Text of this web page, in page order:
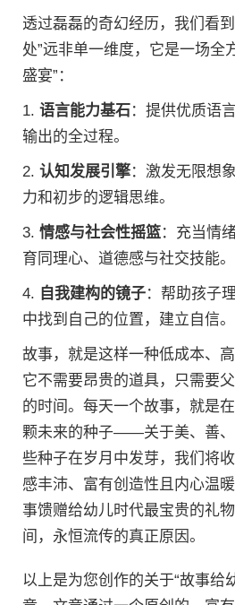
透过磊磊的奇幻经历，我们看
处”远非单一维度，它是一场全
盛宴”：
1. 语言能力基石：提供优质语
输出的全过程。
2. 认知发展引擎：激发无限想
力和初步的逻辑思维。
3. 情感与社会性摇篮：充当情
育同理心、道德感与社交技能。
4. 自我建构的镜子：帮助孩子
中找到自己的位置，建立自信。
故事，就是这样一种低成本、高
它不需要昂贵的道具，只需要
的时间。每天一个故事，就是
颗未来的种子——关于美、善
些种子在岁月中发芽，我们将
感丰沛、富有创造性且内心温
事馈赠给幼儿时代最宝贵的礼
间，永恒流传的真正原因。
以上是为您创作的关于“故事给